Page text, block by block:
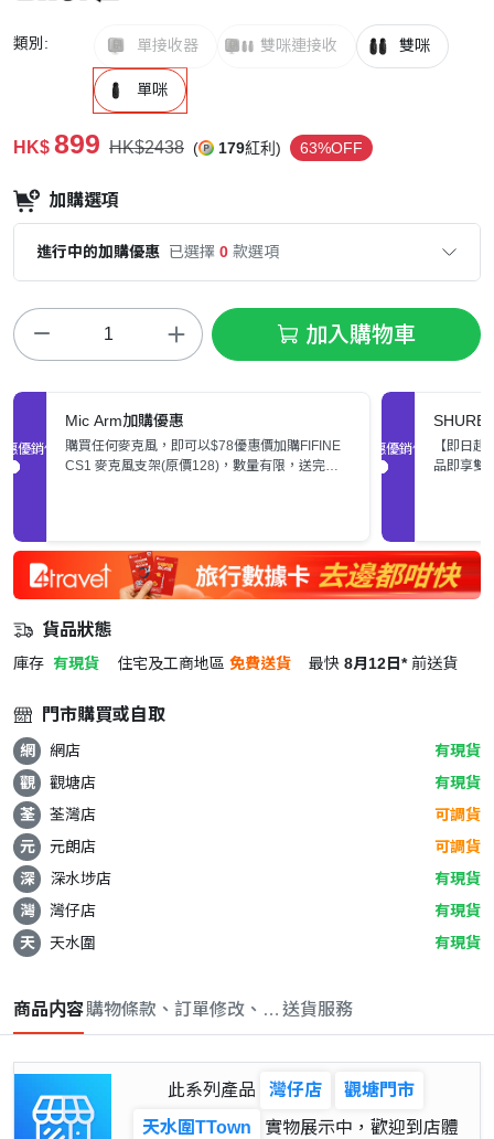
類別: 單接收器 雙咪連接收 雙咪
單咪
HK$ 899 HK$2438 ( 179紅利) 63%OFF
加購選項
進行中的加購優惠 已選擇 0 款選項
加入購物車
促銷優惠
Mic Arm加購優惠
購買任何麥克風，即可以$78優惠價加購FIFINE
CS1 麥克風支架(原價128)，數量有限，送完即
促銷優惠
SHURE
【即日
品即享雙
貨品狀態
庫存 有現貨 住宅及工商地區 免費送貨 最快 8月12日* 前送貨
門市購買或自取
網 網店
有現貨
觀
觀塘店
有現貨
荃
荃灣店
可調貨
元
元朗店
可調貨
深
深水埗店
有現貨
灣
灣仔店
有現貨
天
天水圍 有現貨
商品内容購物條款、訂單修改、取消與退款政策
送貨服務
此系列產品 灣仔店
觀塘門市
天水圍TTown
實物展示中，歡迎到店體